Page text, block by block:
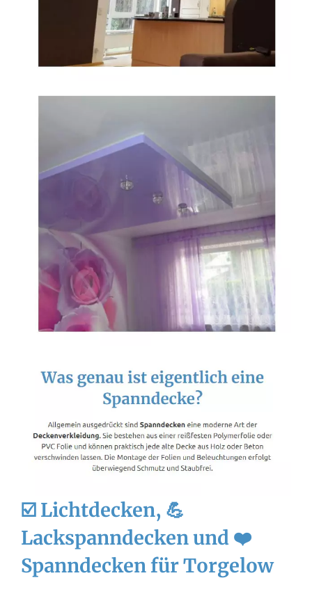
☑️ Lichtdecken, 💪
Lackspanndecken und ❤️
Spanndecken für Torgelow